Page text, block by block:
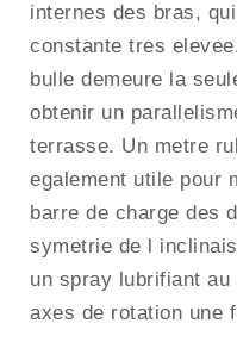
internes des bras,
constante tres
bulle demeure la
obtenir un
terrasse. Un metre
egalement utile pour
barre de charge des
symetrie de l
un spray lubrifiant
axes de rotation une